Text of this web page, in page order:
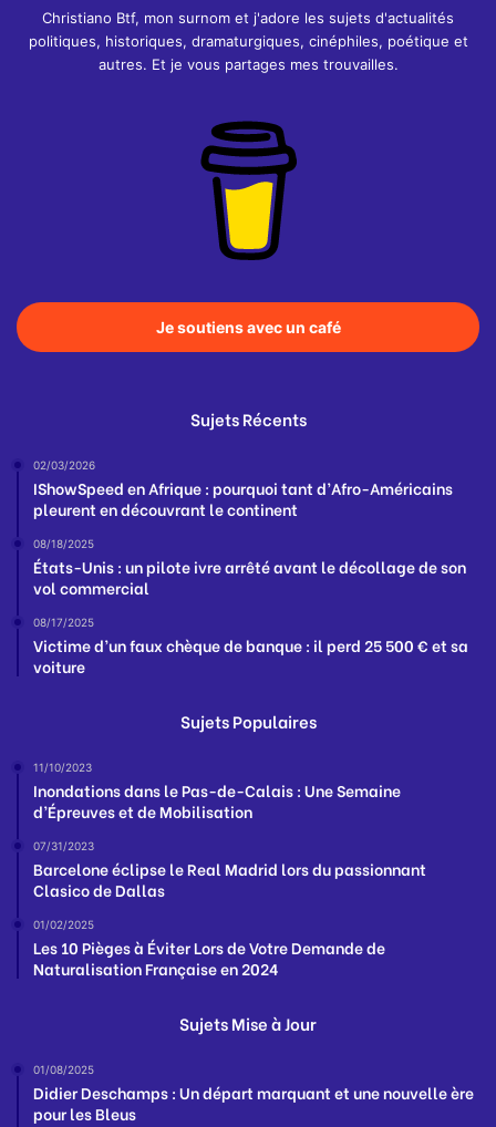
Christiano Btf, mon surnom et j'adore les sujets d'actualités
politiques, historiques, dramaturgiques, cinéphiles, poétique et
autres. Et je vous partages mes trouvailles.
Je soutiens avec un café
Sujets Récents
02/03/2026
IShowSpeed en Afrique : pourquoi tant d’Afro-Américains
pleurent en découvrant le continent
08/18/2025
États-Unis : un pilote ivre arrêté avant le décollage de son
vol commercial
08/17/2025
Victime d’un faux chèque de banque : il perd 25 500 € et sa
voiture
Sujets Populaires
11/10/2023
Inondations dans le Pas-de-Calais : Une Semaine
d’Épreuves et de Mobilisation
07/31/2023
Barcelone éclipse le Real Madrid lors du passionnant
Clasico de Dallas
01/02/2025
Les 10 Pièges à Éviter Lors de Votre Demande de
Naturalisation Française en 2024
Sujets Mise à Jour
01/08/2025
Didier Deschamps : Un départ marquant et une nouvelle ère
pour les Bleus